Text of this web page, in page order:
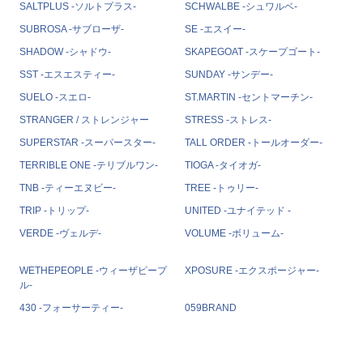
SALTPLUS -ソルトプラス-
SCHWALBE -シュワルベ-
SUBROSA -サブローザ-
SE -エスイー-
SHADOW -シャドウ-
SKAPEGOAT -スケープゴート-
SST -エスエスティー-
SUNDAY -サンデー-
SUELO -スエロ-
ST.MARTIN -セントマーチン-
STRANGER / ストレンジャー
STRESS -ストレス-
SUPERSTAR -スーパースター-
TALL ORDER -トールオーダー-
TERRIBLE ONE -テリブルワン-
TIOGA -タイオガ-
TNB -ティーエヌビー-
TREE -トゥリー-
TRIP -トリップ-
UNITED -ユナイテッド -
VERDE -ヴェルデ-
VOLUME -ボリューム-
WETHEPEOPLE -ウィーザピープ
ル-
XPOSURE -エクスポージャー-
430 -フォーサーティー- 059BRAND